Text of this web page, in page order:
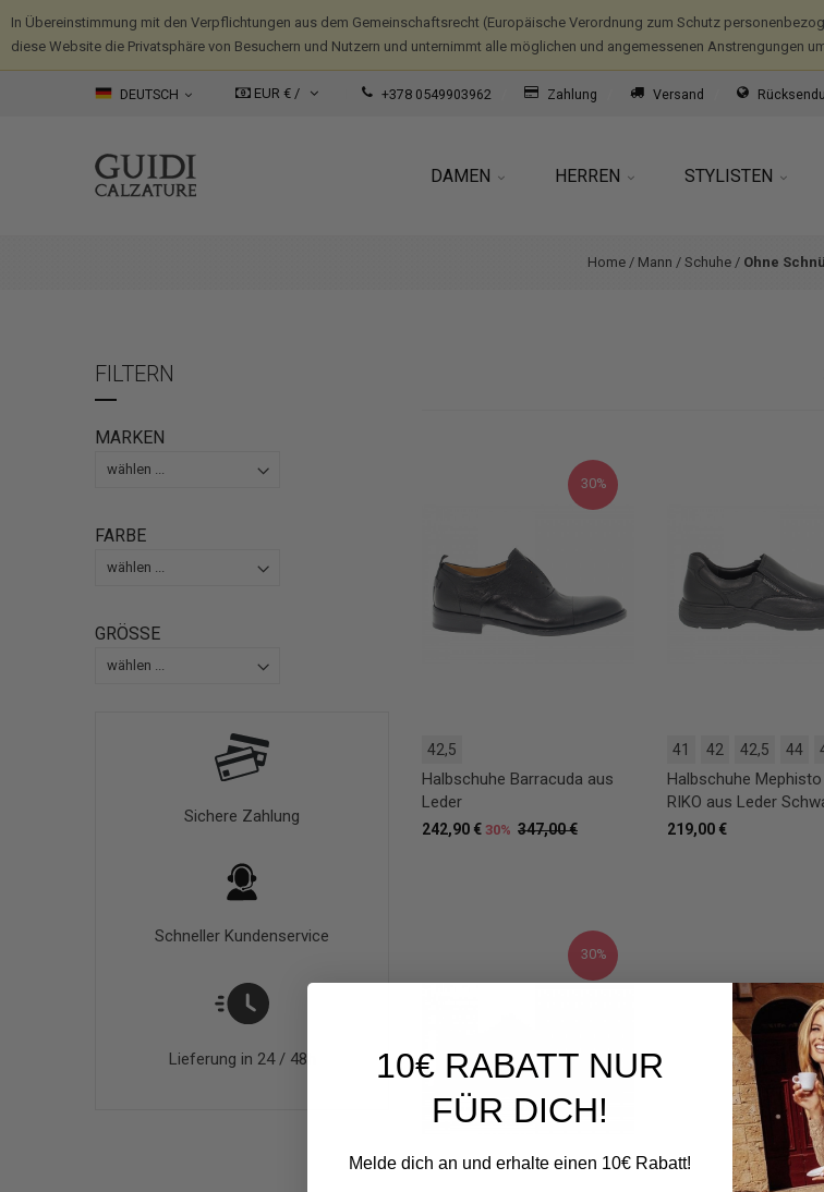
In Übereinstimmung mit den Verpflichtungen aus dem Gemeinschaftsrecht (Europäische Verordnung zum Schutz
diese Website die Privatsphäre von Besuchern und Nutzern und unternimmt alle möglichen und angemessenen Anstrengungen
DEUTSCH EUR € / +378 0549903962 Zahlung Versand
DAMEN HERREN STYLISTEN
Home / Mann / Schuhe / Ohne
FILTERN
MARKEN
FARBE
GRÖSSE
Sichere Zahlung
Schneller Kundenservice
Lieferung in 24 / 48h
30%
42,5
Halbschuhe Barracuda aus
Leder
347,00 €
242,90 € 30%
41 42 42,5 44
Halbschuhe Mephisto
RIKO aus Leder
219,00 €
30%
10€ RABATT NUR
FÜR DICH!
Melde dich an und erhalte einen 10€ Rabatt!